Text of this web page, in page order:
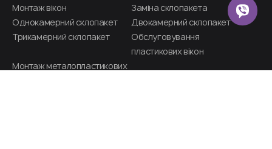
Монтаж вікон
Заміна склопакета
Однокамерний склопакет
Двокамерний склопакет
Трикамерний склопакет
Обслуговування
пластикових вікон​
Монтаж металопластикових